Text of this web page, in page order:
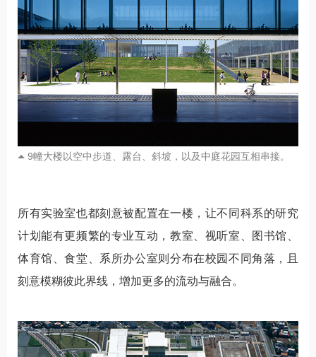
9幢大楼以空中步道、露台、斜坡，以及中庭花园互相串接。
所有实验室也都刻意被配置在一楼，让不同科系的研究
计划能有更频繁的专业互动，教室、视听室、图书馆、
体育馆、食堂、系所办公室则分布在校园不同角落，且
刻意模糊彼此界线，增加更多的流动与融合。